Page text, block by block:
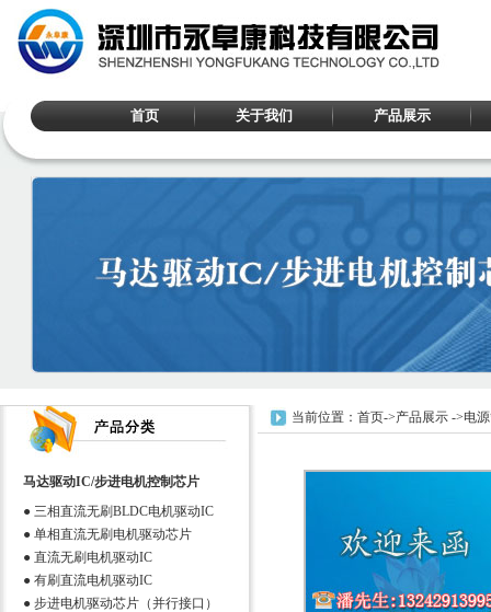
首页 关于我们 产品展示
马达驱动IC/步进电机控制芯片
● 三相直流无刷BLDC电机驱动IC
● 单相直流无刷电机驱动芯片
● 直流无刷电机驱动IC
● 有刷直流电机驱动IC
● 步进电机驱动芯片（并行接口）
当前位置： 首页->产品展示 ->电